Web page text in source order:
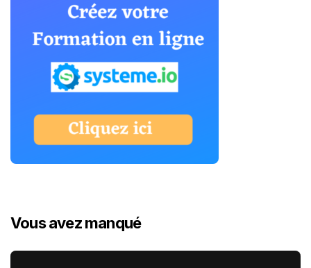
Vous avez manqué